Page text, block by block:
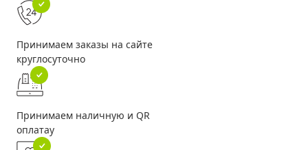
Принимаем заказы на сайте
круглосуточно
Принимаем наличную и QR
оплатау